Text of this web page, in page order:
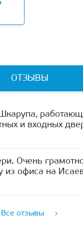
ОТЗЫВЫ
и входных
Очень
офиса на
Все отзывы